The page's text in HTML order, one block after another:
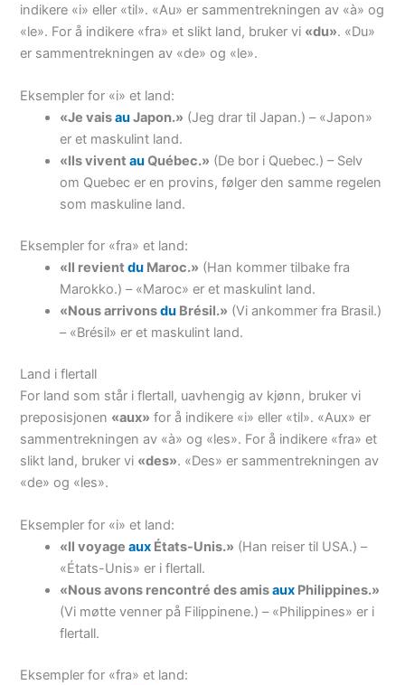
indikere «i» eller «til». «Au» er sammentrekningen av «à» og
«le». For å indikere «fra» et slikt land, bruker vi «du». «Du»
er sammentrekningen av «de» og «le».
Eksempler for «i» et land:
«Je vaisauJapon.» (Jeg drar til Japan.) – «Japon»
er et maskulint land.
«Ils viventauQuébec.» (De bor i Quebec.) – Selv
om Quebec er en provins, følger den samme regelen
som maskuline land.
Eksempler for «fra» et land:
«Il revientdu Maroc.» (Han kommer tilbake fra
Marokko.) – «Maroc» er et maskulint land.
«Nous arrivonsdu Brésil.» (Vi ankommer fra Brasil.)
– «Brésil» er et maskulint land.
Land i flertall
For land som står i flertall, uavhengig av kjønn, bruker vi
preposisjonen «aux» for å indikere «i» eller «til». «Aux» er
sammentrekningen av «à» og «les». For å indikere «fra» et
slikt land, bruker vi «des». «Des» er sammentrekningen av
«de» og «les».
Eksempler for «i» et land:
«Il voyageaux États-Unis.» (Han reiser til USA.) –
«États-Unis» er i flertall.
«Nous avons rencontré des amisaux Philippines.»
(Vi møtte venner på Filippinene.) – «Philippines» er i
flertall.
Eksempler for «fra» et land: